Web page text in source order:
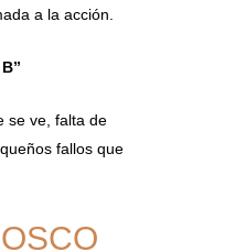
a la acción.
se ve, falta de
fallos que